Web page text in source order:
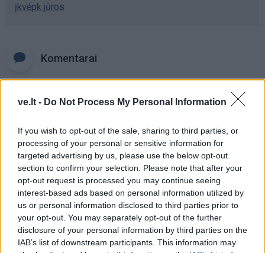
ve.lt - Do Not Process My Personal Information
If you wish to opt-out of the sale, sharing to third parties, or
processing of your personal or sensitive information for
targeted advertising by us, please use the below opt-out
section to confirm your selection. Please note that after your
opt-out request is processed you may continue seeing
interest-based ads based on personal information utilized by
us or personal information disclosed to third parties prior to
your opt-out. You may separately opt-out of the further
disclosure of your personal information by third parties on the
IAB’s list of downstream participants. This information may
įkvėpk jūros
Komentarai
Rašyti komentarą
Jūsų vardas
Komentaras